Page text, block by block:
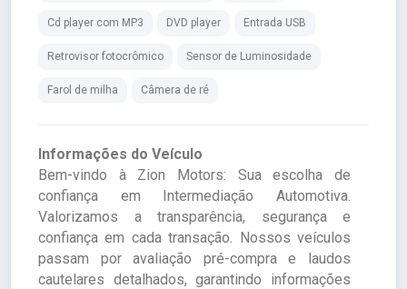
Cd player com MP3 DVD player Entrada USB
Retrovisor fotocrômico Sensor de Luminosidade
Farol de milha Câmera de ré
Informações do Veículo
Bem-vindo à Zion Motors: Sua escolha de
confiança em Intermediação Automotiva.
Valorizamos a transparência, segurança e
confiança em cada transação. Nossos veículos
passam por avaliação pré-compra e laudos
cautelares detalhados, garantindo informações